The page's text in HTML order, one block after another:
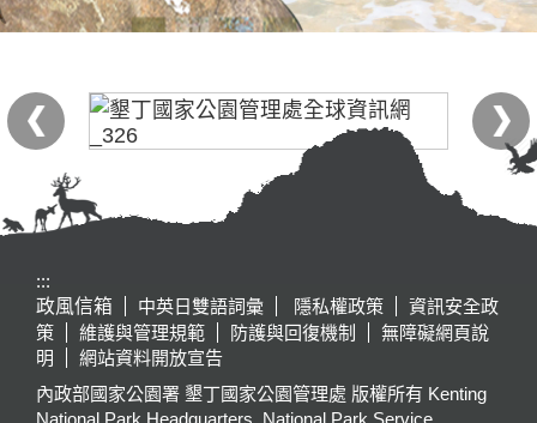
:::
政風信箱
中英日雙語詞彙 隱私權政策
資訊安全政
策
維護與管理規範 防護與回復機制
無障礙網頁說
明
網站資料開放宣告
內政部國家公園署 墾丁國家公園管理處 版權所有 Kenting
National Park Headquarters, National Park Service,